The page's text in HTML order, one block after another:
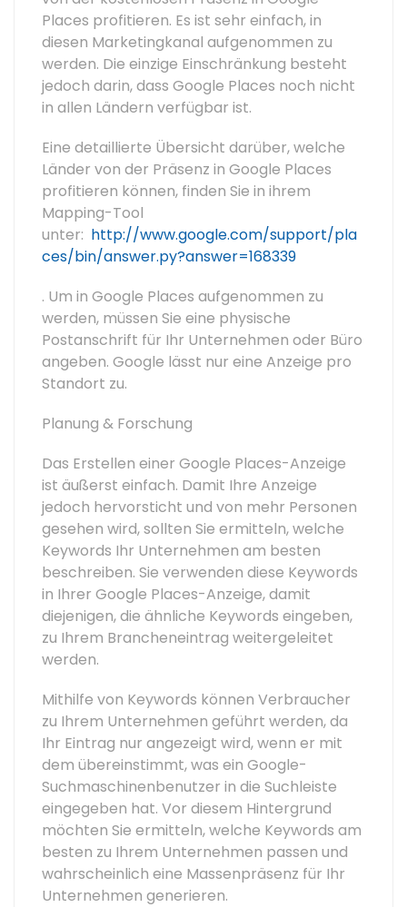
Places profitieren. Es ist sehr einfach, in
diesen Marketingkanal aufgenommen zu
werden. Die einzige Einschränkung besteht
jedoch darin, dass Google Places noch nicht
in allen Ländern verfügbar ist.
Eine detaillierte Übersicht darüber, welche
Länder von der Präsenz in Google Places
profitieren können, finden Sie in ihrem
Mapping-Tool
unter: http://www.google.com/support/pla
ces/bin/answer.py?answer=168339
. Um in Google Places aufgenommen zu
werden, müssen Sie eine physische
Postanschrift für Ihr Unternehmen oder Büro
angeben. Google lässt nur eine Anzeige pro
Standort zu.
Planung & Forschung
Das Erstellen einer Google Places-Anzeige
ist äußerst einfach. Damit Ihre Anzeige
jedoch hervorsticht und von mehr Personen
gesehen wird, sollten Sie ermitteln, welche
Keywords Ihr Unternehmen am besten
beschreiben. Sie verwenden diese Keywords
in Ihrer Google Places-Anzeige, damit
diejenigen, die ähnliche Keywords eingeben,
zu Ihrem Brancheneintrag weitergeleitet
werden.
Mithilfe von Keywords können Verbraucher
zu Ihrem Unternehmen geführt werden, da
Ihr Eintrag nur angezeigt wird, wenn er mit
dem übereinstimmt, was ein Google-
Suchmaschinenbenutzer in die Suchleiste
eingegeben hat. Vor diesem Hintergrund
möchten Sie ermitteln, welche Keywords am
besten zu Ihrem Unternehmen passen und
wahrscheinlich eine Massenpräsenz für Ihr
Unternehmen generieren.